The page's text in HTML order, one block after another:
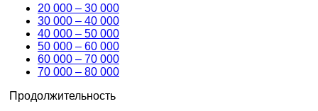
20 000 – 30 000
30 000 – 40 000
40 000 – 50 000
50 000 – 60 000
60 000 – 70 000
70 000 – 80 000
Продолжительность